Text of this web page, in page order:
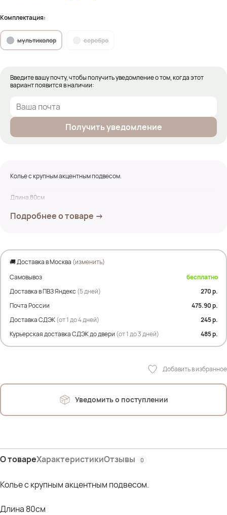
Комплектация:
мультиколор серебро
Введите вашу почту, чтобы получить уведомление о том, когда этот
вариант появится в наличии:
Получить уведомление
Колье с крупным акцентным подвесом.
Длина 80см
Подробнее о товаре →
🚚 Доставка в Москва (изменить)
Самовывоз
бесплатно
Доставка в ПВЗ Яндекс (5 дней)
270 р.
Почта России
475.90 р.
Доставка СДЭК(от 1 до 4 дней)
245 р.
Курьерская доставка СДЭК до двери (от 1 до 3 дней) 485 р.
Добавить в избранное
Уведомить о поступлении
О товареХарактеристикиОтзывы 0
Колье с крупным акцентным подвесом.
Длина 80см